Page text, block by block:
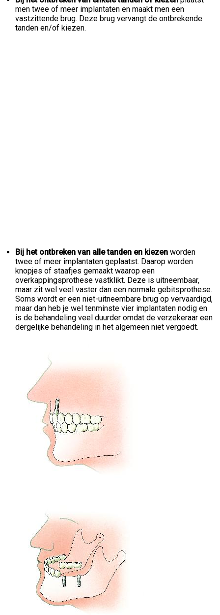
men twee of meer implantaten en maakt men een
vastzittende brug. Deze brug vervangt de ontbrekende
tanden en/of kiezen.
Bij het ontbreken van alle tanden en kiezen worden
twee of meer implantaten geplaatst. Daarop worden
knopjes of staafjes gemaakt waarop een
overkappingsprothese vastklikt. Deze is uitneembaar,
maar zit wel veel vaster dan een normale gebitsprothese.
Soms wordt er een niet-uitneembare brug op vervaardigd,
maar dan heb je wel tenminste vier implantaten nodig en
is de behandeling veel duurder omdat de verzekeraar een
dergelijke behandeling in het algemeen niet vergoedt.